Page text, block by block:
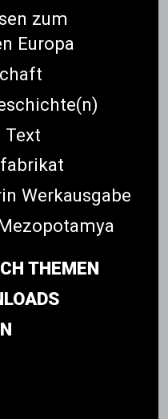
zum
Europa
Text
Werkausgabe
THEMEN